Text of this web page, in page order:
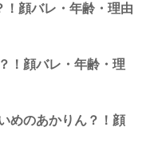
顔バレ・年齢・理由
！顔バレ・年齢・理
めのあかりん？！顔